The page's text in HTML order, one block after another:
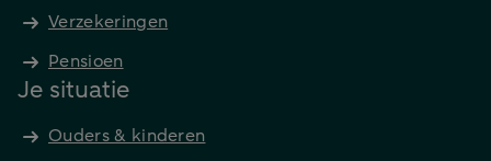
Verzekeringen
Pensioen
Je situatie
Ouders & kinderen